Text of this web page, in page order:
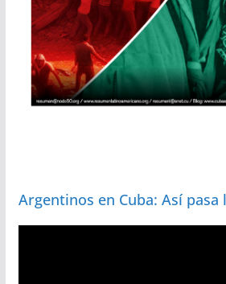
Argentinos en Cuba: Así pasa